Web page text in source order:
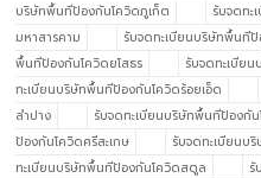
บริษัทพื้นทีป้องกันโควิดภูเก็ต
รับจดท
มหาสารคาม
รับจดทะเบียนบริษัทพื้นที
พื้นทีป้องกันโควิดยโสธร
รับจดทะเบีย
ทะเบียนบริษัทพื้นทีป้องกันโควิดร้อยเอ็ด
ลำปาง
รับจดทะเบียนบริษัทพื้นทีป้องกั
ป้องกันโควิดศรีสะเกษ
รับจดทะเบียนบ
ทะเบียนบริษัทพื้นทีป้องกันโควิดสตูล
รั